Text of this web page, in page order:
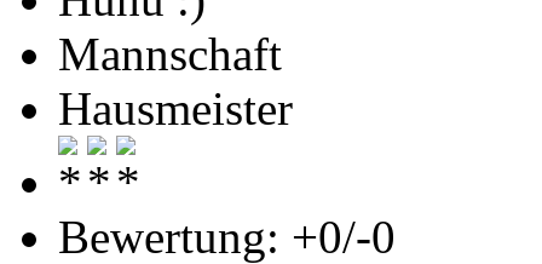
Mannschaft
Hausmeister
Bewertung: +0/-0